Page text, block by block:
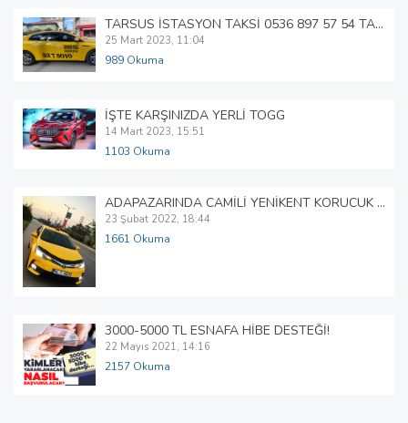
TARSUS İSTASYON TAKSİ 0536 897 57 54 TARSUSTA 7/24 TAKSİ
25 Mart 2023, 11:04
989 Okuma
İŞTE KARŞINIZDA YERLİ TOGG
14 Mart 2023, 15:51
1103 Okuma
ADAPAZARINDA CAMİLİ YENİKENT KORUCUK TAKSİ 0530 584 01 49
23 Şubat 2022, 18:44
1661 Okuma
3000-5000 TL ESNAFA HİBE DESTEĞİ!
22 Mayıs 2021, 14:16
2157 Okuma